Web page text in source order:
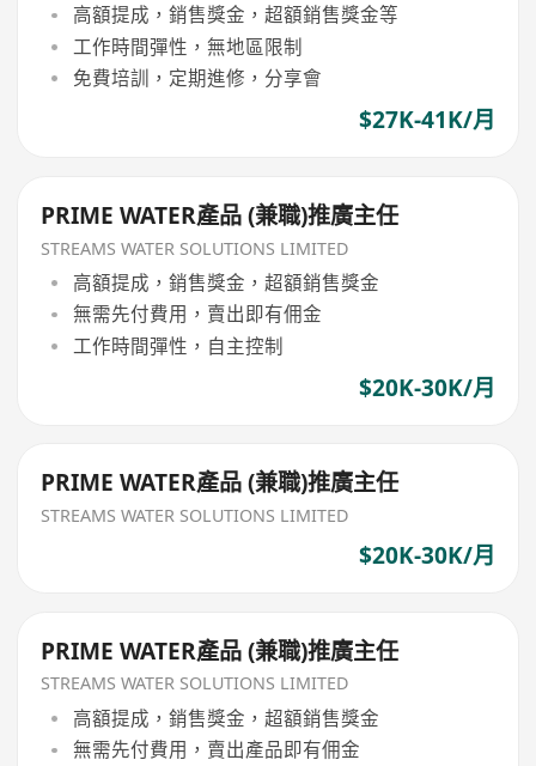
高額提成，銷售獎金，超額銷售獎金等
工作時間彈性，無地區限制
免費培訓，定期進修，分享會
$27K-41K/月
PRIME WATER產品 (兼職)推廣主任
STREAMS WATER SOLUTIONS LIMITED
高額提成，銷售獎金，超額銷售獎金
無需先付費用，賣出即有佣金
工作時間彈性，自主控制
$20K-30K/月
PRIME WATER產品 (兼職)推廣主任
STREAMS WATER SOLUTIONS LIMITED
$20K-30K/月
PRIME WATER產品 (兼職)推廣主任
STREAMS WATER SOLUTIONS LIMITED
高額提成，銷售獎金，超額銷售獎金
無需先付費用，賣出產品即有佣金